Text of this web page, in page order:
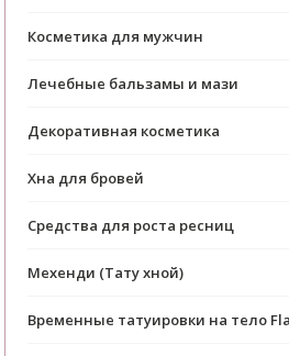
Косметика для мужчин
Лечебные бальзамы и мази
Декоративная косметика
Хна для бровей
Средства для роста ресниц
Мехенди (Тату хной)
Временные татуировки на тело